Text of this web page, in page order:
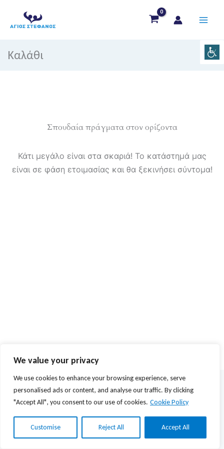
We value your privacy
We use cookies to enhance your browsing experience, serve
personalised ads or content, and analyse our traffic. By clicking
"Accept All", you consent to our use of cookies. Cookie Policy
Customise Reject All Accept All
Καλάθι
Σπουδαία πράγματα στον ορίζοντα
Κάτι μεγάλο είναι στα σκαριά! Το κατάστημά μας
είναι σε φάση ετοιμασίας και θα ξεκινήσει σύντομα!
© 2026 Agios Stefanos Foundation | Powered by mmVirtual
Privacy Policy Όροι Χρήσης